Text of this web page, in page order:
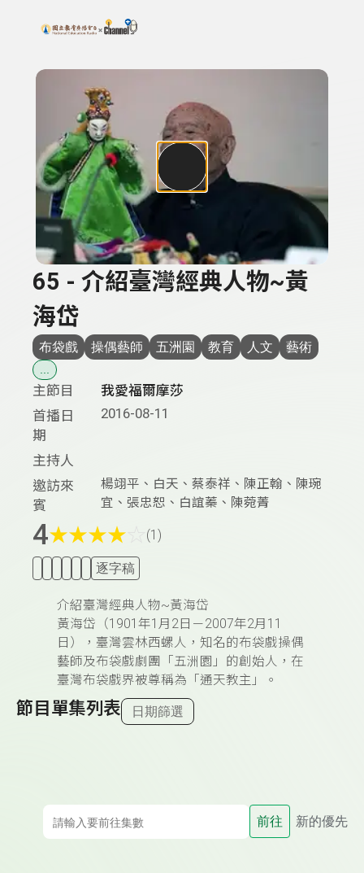
上方功能區塊
搜尋關鍵字：可輸入節目名稱、主持人或關鍵字
65 - 介紹臺灣經典人物~黃
海岱
布袋戲 操偶藝師 五洲園 教育 人文 藝術
...
主節目
我愛福爾摩莎
首播日
期
2016-08-11
主持人
邀訪來
賓
楊翊平、白天、蔡泰祥、陳正翰、陳琬
宜、張忠恕、白誼蓁、陳菀菁
4★★★★ (1)
逐字稿
介紹臺灣經典人物~黃海岱
黃海岱（1901年1月2日－2007年2月11
日），臺灣雲林西螺人，知名的布袋戲操偶
藝師及布袋戲劇團「五洲園」的創始人，在
臺灣布袋戲界被尊稱為「通天教主」。
節目單集列表 日期篩選
前往 新的優先